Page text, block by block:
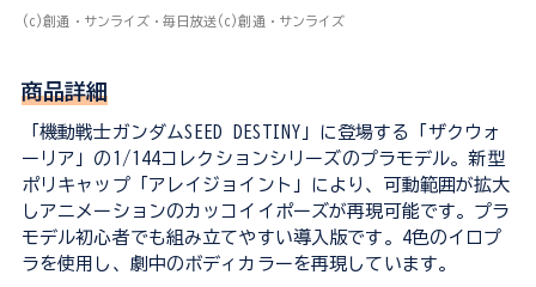
(c)創通・サンライズ・毎日放送(c)創通・サンライズ
商品詳細
「機動戦士ガンダムSEED DESTINY」に登場する「ザクウォ
ーリア」の1/144コレクションシリーズのプラモデル。新型
ポリキャップ「アレイジョイント」により、可動範囲が拡大
しアニメーションのカッコイイポーズが再現可能です。プラ
モデル初心者でも組み立てやすい導入版です。4色のイロプ
ラを使用し、劇中のボディカラーを再現しています。